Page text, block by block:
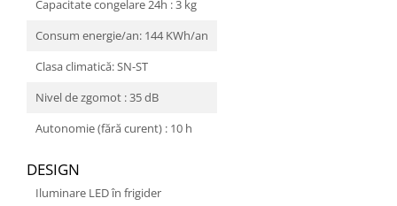
Capacitate congelare 24h : 3 kg
Consum energie/an: 144 KWh/an
Clasa climatică: SN-ST
Nivel de zgomot : 35 dB
Autonomie (fără curent) : 10 h
DESIGN
Iluminare LED în frigider